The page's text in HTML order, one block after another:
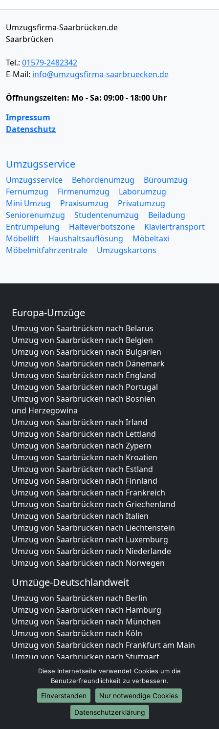
Umzugsfirma-Saarbrücken.de
Saarbrücken
Tel.: 01579-2482342
E-Mail: info@umzugsfirma-saarbruecken.de
Öffnungszeiten: Mo - Sa: 09:00 - 18:00 Uhr
Impressum
Datenschutz
Umzugsservice
Umzugsservice Behördenumzug
Büroumzug
Fernumzug
Firmenumzug
Laborumzug
Mini Umzug
Praxisumzug
Privatumzug
Seniorenumzug
Studentenumzug
Beiladung
Entrümpelung
Halteverbotszone
Klaviertransport
Möbellift
Haushaltsauflösung
Möbeltaxi
Möbelmitfahrzentrale
Umzugskartons
Europa-Umzüge
Umzug von Saarbrücken nach Belarus
Umzug von Saarbrücken nach Belgien
Umzug von Saarbrücken nach Bulgarien
Umzug von Saarbrücken nach Dänemark
Umzug von Saarbrücken nach England
Umzug von Saarbrücken nach Portugal
Umzug von Saarbrücken nach Bosnien
und Herzegowina
Umzug von Saarbrücken nach Irland
Umzug von Saarbrücken nach Lettland
Umzug von Saarbrücken nach Zypern
Umzug von Saarbrücken nach Kroatien
Umzug von Saarbrücken nach Estland
Umzug von Saarbrücken nach Finnland
Umzug von Saarbrücken nach Frankreich
Umzug von Saarbrücken nach Griechenland
Umzug von Saarbrücken nach Italien
Umzug von Saarbrücken nach Liechtenstein
Umzug von Saarbrücken nach Luxemburg
Umzug von Saarbrücken nach Niederlande
Umzug von Saarbrücken nach Norwegen
Umzüge-Deutschlandweit
Umzug von Saarbrücken nach Berlin
Umzug von Saarbrücken nach Hamburg
Umzug von Saarbrücken nach München
Umzug von Saarbrücken nach Köln
Umzug von Saarbrücken nach Frankfurt am Main
Umzug von Saarbrücken nach Stuttgart
Umzug von Saarbrücken nach Düsseldorf
Umzug von Saarbrücken nach Leipzig
Umzug von Saarbrücken nach Dortmund
Umzug von Saarbrücken nach Essen
Umzug von Saarbrücken nach Bremen
Diese Internetseite verwendet Cookies um die
Benutzerfreundlichkeit zu verbessern.
Einverstanden
Nur notwendige Cookies
Datenschutzerklärung